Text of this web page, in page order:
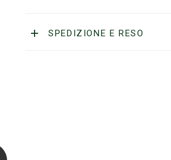
SPEDIZIONE E RESO